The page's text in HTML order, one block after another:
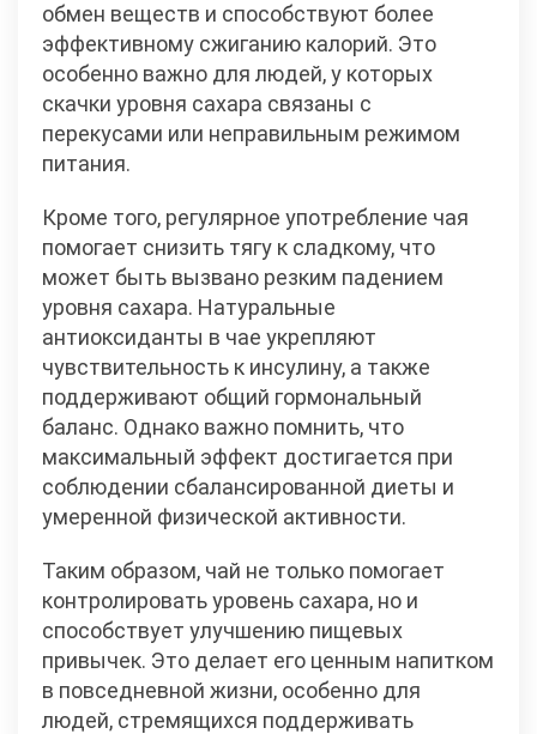
обмен веществ и способствуют более
эффективному сжиганию калорий. Это
особенно важно для людей, у которых
скачки уровня сахара связаны с
перекусами или неправильным режимом
питания.
Кроме того, регулярное употребление чая
помогает снизить тягу к сладкому, что
может быть вызвано резким падением
уровня сахара. Натуральные
антиоксиданты в чае укрепляют
чувствительность к инсулину, а также
поддерживают общий гормональный
баланс. Однако важно помнить, что
максимальный эффект достигается при
соблюдении сбалансированной диеты и
умеренной физической активности.
Таким образом, чай не только помогает
контролировать уровень сахара, но и
способствует улучшению пищевых
привычек. Это делает его ценным напитком
в повседневной жизни, особенно для
людей, стремящихся поддерживать